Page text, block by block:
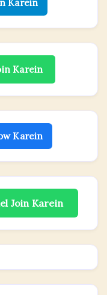
Karein
Karein
Karein
Join Karein